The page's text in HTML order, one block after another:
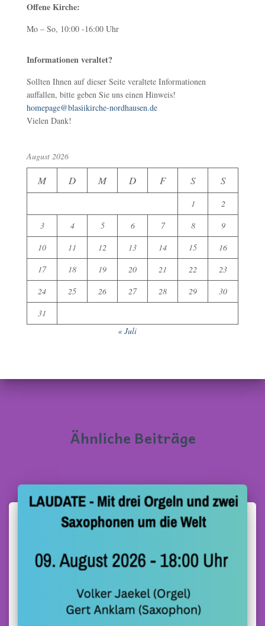
Offene Kirche:
Mo – So, 10:00 -16:00 Uhr
Informationen veraltet?
Sollten Ihnen auf dieser Seite veraltete Informationen
auffallen, bitte geben Sie uns einen Hinweis!
homepage@blasiikirche-nordhausen.de
Vielen Dank!
August 2026
M D M D F S S
1
2
3
4 5 6 7 8
9
10
11 12 13 14 15
16
17
18 19 20 21 22
23
24
25 26 27 28 29
30
31
« Juli
Ähnliche Beiträge